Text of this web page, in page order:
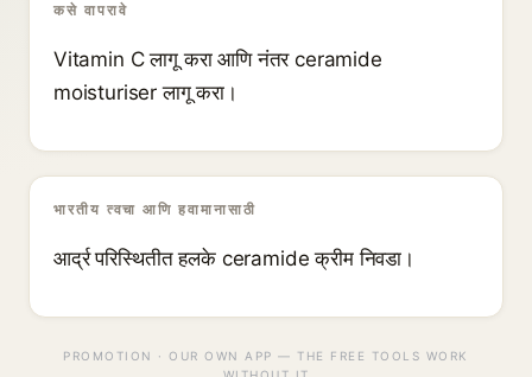
कसे वापरावे
Vitamin C लागू करा आणि नंतर ceramide
moisturiser लागू करा।
भारतीय त्वचा आणि हवामानासाठी
आर्द्र परिस्थितीत हलके ceramide क्रीम निवडा।
PROMOTION · OUR OWN APP — THE FREE TOOLS WORK